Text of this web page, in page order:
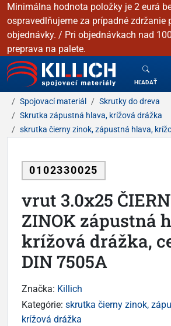
Minimálna hodnota položky je 2 eurá
ospravedlňujeme za prípadné zdržanie
objednávky. / Pri objednávkach nad
preprava na palete.
KILLICH - Spojovacie materiály
HĽADAŤ
Spojovací materiál
Skrutky do dreva
Skrutka zápustná hlava, krížová drážka
skrutka čierny zinok, zápustná hlava,
0102330025
vrut 3.0x25
ZINOK zápustná
krížová drážka,
DIN 7505A
Značka: Killich
Kategórie: skrutka čierny zinok,
krížová drážka